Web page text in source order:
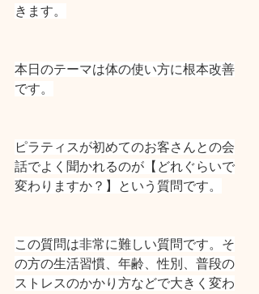
きます。
本日のテーマは体の使い方に根本改善
です。
ピラティスが初めてのお客さんとの会
話でよく聞かれるのが【どれぐらいで
変わりますか？】という質問です。
この質問は非常に難しい質問です。そ
の方の生活習慣、年齢、性別、普段の
ストレスのかかり方などで大きく変わ